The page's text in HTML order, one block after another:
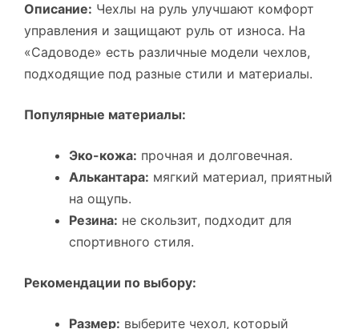
Описание: Чехлы на руль улучшают комфорт
управления и защищают руль от износа. На
«Садоводе» есть различные модели чехлов,
подходящие под разные стили и материалы.
Популярные материалы:
Эко-кожа: прочная и долговечная.
Алькантара: мягкий материал, приятный
на ощупь.
Резина: не скользит, подходит для
спортивного стиля.
Рекомендации по выбору:
Размер: выберите чехол, который